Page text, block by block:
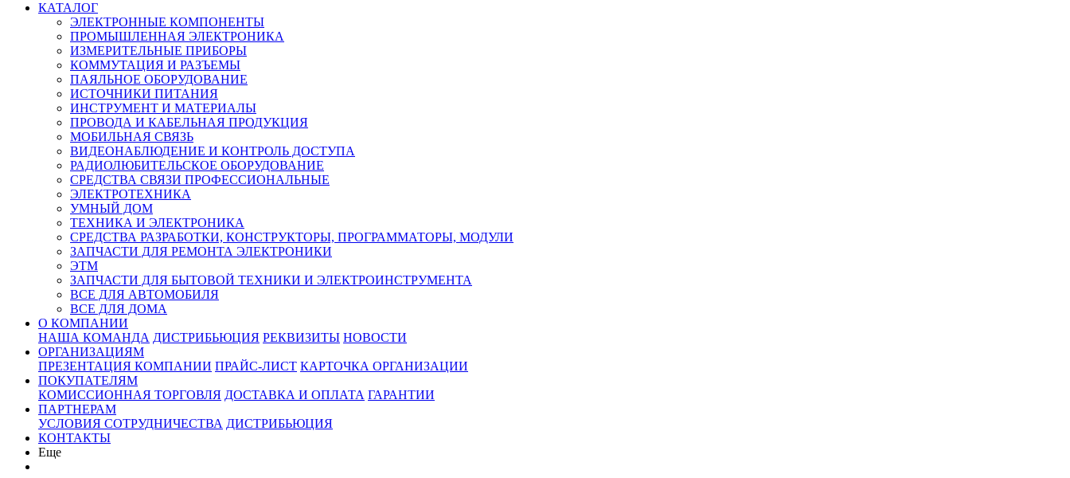
КАТАЛОГ
ЭЛЕКТРОННЫЕ КОМПОНЕНТЫ
ПРОМЫШЛЕННАЯ ЭЛЕКТРОНИКА
ИЗМЕРИТЕЛЬНЫЕ ПРИБОРЫ
КОММУТАЦИЯ И РАЗЪЕМЫ
ПАЯЛЬНОЕ ОБОРУДОВАНИЕ
ИСТОЧНИКИ ПИТАНИЯ
ИНСТРУМЕНТ И МАТЕРИАЛЫ
ПРОВОДА И КАБЕЛЬНАЯ ПРОДУКЦИЯ
МОБИЛЬНАЯ СВЯЗЬ
ВИДЕОНАБЛЮДЕНИЕ И КОНТРОЛЬ ДОСТУПА
РАДИОЛЮБИТЕЛЬСКОЕ ОБОРУДОВАНИЕ
СРЕДСТВА СВЯЗИ ПРОФЕССИОНАЛЬНЫЕ
ЭЛЕКТРОТЕХНИКА
УМНЫЙ ДОМ
ТЕХНИКА И ЭЛЕКТРОНИКА
СРЕДСТВА РАЗРАБОТКИ, КОНСТРУКТОРЫ, ПРОГРАММАТОРЫ, МОДУЛИ
ЗАПЧАСТИ ДЛЯ РЕМОНТА ЭЛЕКТРОНИКИ
ЭТМ
ЗАПЧАСТИ ДЛЯ БЫТОВОЙ ТЕХНИКИ И ЭЛЕКТРОИНСТРУМЕНТА
ВСЕ ДЛЯ АВТОМОБИЛЯ
ВСЕ ДЛЯ ДОМА
О КОМПАНИИ
НАША КОМАНДА ДИСТРИБЬЮЦИЯ РЕКВИЗИТЫ НОВОСТИ
ОРГАНИЗАЦИЯМ
ПРЕЗЕНТАЦИЯ КОМПАНИИ ПРАЙС-ЛИСТ КАРТОЧКА ОРГАНИЗАЦИИ
ПОКУПАТЕЛЯМ
КОМИССИОННАЯ ТОРГОВЛЯ ДОСТАВКА И ОПЛАТА ГАРАНТИИ
ПАРТНЕРАМ
УСЛОВИЯ СОТРУДНИЧЕСТВА ДИСТРИБЬЮЦИЯ
КОНТАКТЫ
Еще